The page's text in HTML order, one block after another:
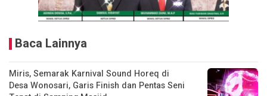
Baca Lainnya
Miris, Semarak Karnival Sound Horeq di
Desa Wonosari, Garis Finish dan Pentas Seni